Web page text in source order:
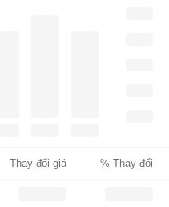
Thay đổi giá % Thay đổi